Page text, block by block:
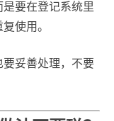
要在登记系统里
使用。
妥善处理，不要